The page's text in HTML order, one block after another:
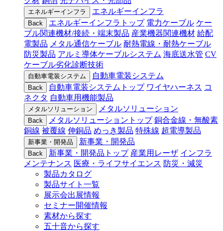
エネルギーインフラ エネルギーインフラ
Back エネルギーインフラトップ 電力ケーブル ケー
ブル関連機材/接続・端末製品 産業機器関連機材 給配
電製品 メタル通信ケーブル 耐熱電線・耐熱ケーブル
防災製品 アルミ導体ケーブルシステム 海底送水管 CV
ケーブル劣化診断技術
自動車電装システム 自動車電装システム
Back 自動車電装システムトップ ワイヤハーネス コ
ネクタ 自動車用機能製品
メタルソリューション メタルソリューション
Back メタルソリューショントップ 銅合金線・無酸素
銅線 被覆線 伸銅品 めっき製品 特殊線 超電導製品
新事業・開発品 新事業・開発品
Back 新事業・開発品トップ 産業用レーザ インフラ
メンテナンス 医療・ライフサイエンス 防災・減災
製品カタログ
製品サイト一覧
展示会出展情報
セミナー開催情報
素材から探す
五十音から探す